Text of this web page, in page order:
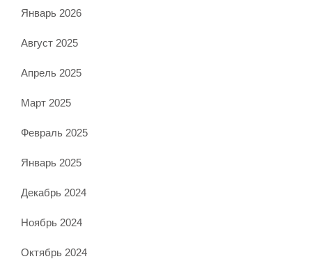
Январь 2026
Август 2025
Апрель 2025
Март 2025
Февраль 2025
Январь 2025
Декабрь 2024
Ноябрь 2024
Октябрь 2024